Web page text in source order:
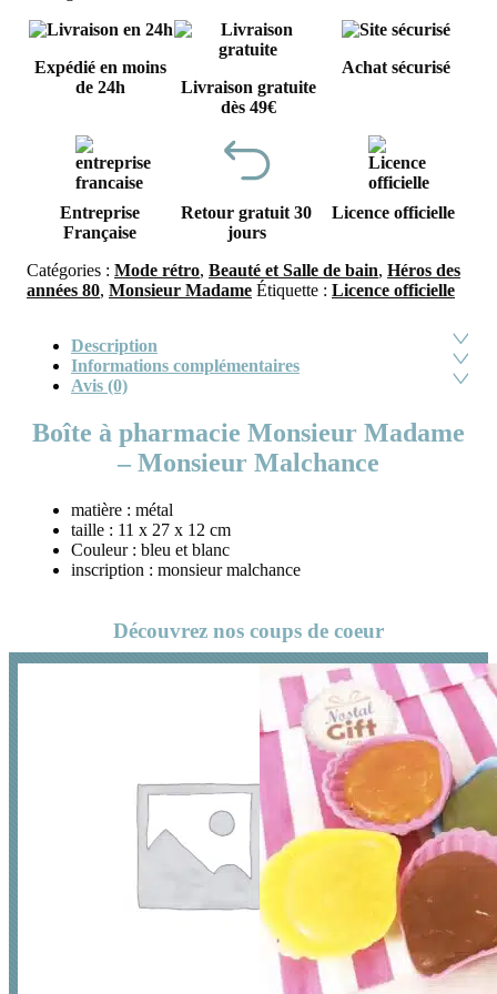
Expédié en moins
de 24h
Livraison gratuite
dès 49€
Achat sécurisé
Entreprise
Française
Retour gratuit 30
jours
Licence officielle
Catégories : Mode rétro, Beauté et Salle de bain, Héros des
années 80, Monsieur Madame Étiquette : Licence officielle
Description
Informations complémentaires
Avis (0)
Boîte à pharmacie Monsieur Madame
– Monsieur Malchance
matière : métal
taille : 11 x 27 x 12 cm
Couleur : bleu et blanc
inscription : monsieur malchance
Découvrez nos coups de coeur